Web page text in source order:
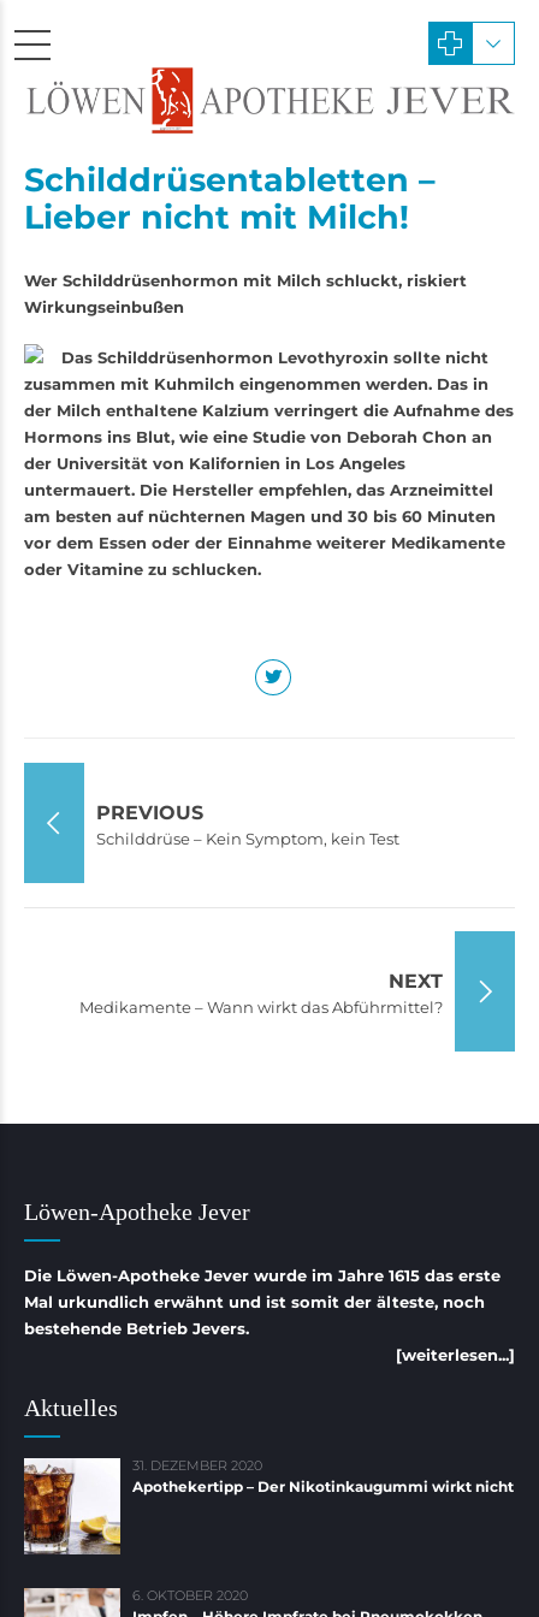
Schilddrüsentabletten –
Lieber nicht mit Milch!
Wer Schilddrüsenhormon mit Milch schluckt, riskiert
Wirkungseinbußen
Das Schilddrüsenhormon Levothy­roxin sollte nicht
zusammen mit Kuhmilch eingenommen werden. Das in
der Milch enthaltene Kalzium verringert die Aufnahme des
Hormons ins Blut, wie eine Studie von Deborah Chon an
der Universität von Kalifornien in Los ­Angeles
untermauert. Die Hersteller empfehlen, das Arzneimittel
am besten auf nüchternen Magen und 30 bis 60 Minuten
vor dem Essen oder der Einnahme weiterer Medikamente
oder Vitamine zu schlucken.
PREVIOUS
Schilddrüse – Kein Symptom, kein Test
NEXT
Medikamente – Wann wirkt das Abführmittel?
Löwen-Apotheke Jever
Die Löwen-Apotheke Jever wurde im Jahre 1615 das erste
Mal urkundlich erwähnt und ist somit der älteste, noch
bestehende Betrieb Jevers.
[weiterlesen...]
Aktuelles
31. DEZEMBER 2020
Apothekertipp – Der Nikotinkaugummi wirkt nicht
6. OKTOBER 2020